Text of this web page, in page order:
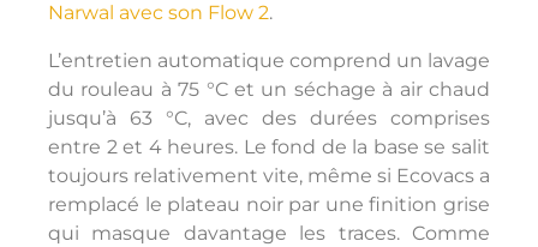
Narwal avec son Flow 2.
L’entretien automatique comprend un lavage
du rouleau à 75 °C et un séchage à air chaud
jusqu’à 63 °C, avec des durées comprises
entre 2 et 4 heures. Le fond de la base se salit
toujours relativement vite, même si Ecovacs a
remplacé le plateau noir par une finition grise
qui masque davantage les traces. Comme